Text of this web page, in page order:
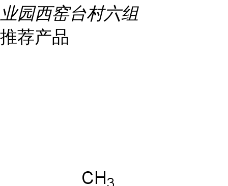
业园西窑台村六组
推荐产品